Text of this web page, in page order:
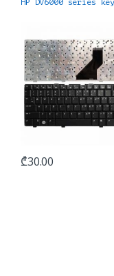
აქსესუარები
HP DV6000 series
₾30.00